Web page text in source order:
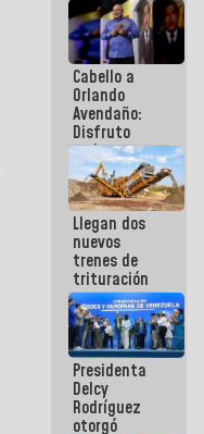
Cabello a
Orlando
Avendaño:
Disfruto
cada vez
que escribes
porque lo
que haces
es
embarrarla
Llegan dos
nuevos
trenes de
trituración
para
optimizar
manejo de
escombros
en La Guaira
Presidenta
Delcy
Rodríguez
otorgó